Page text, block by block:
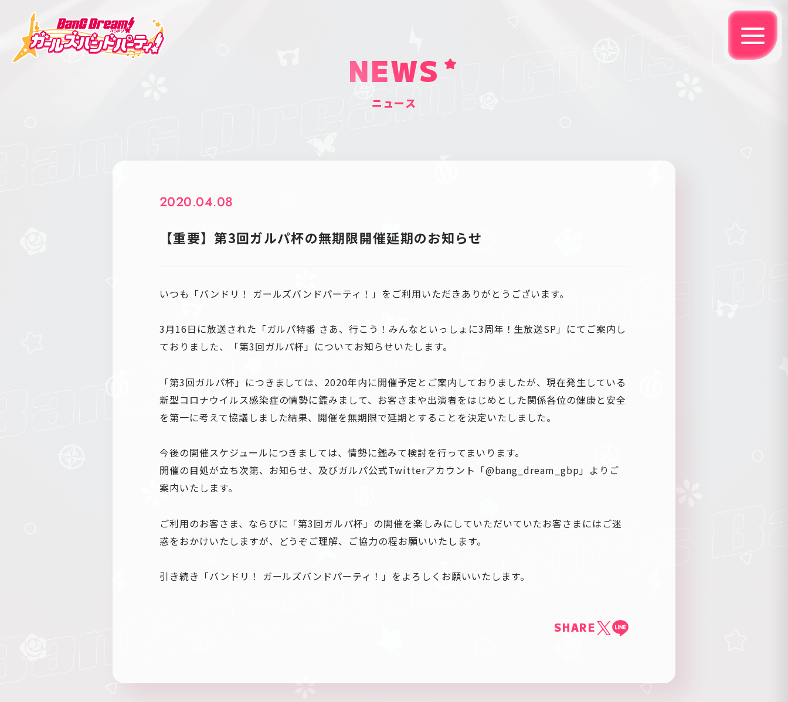
NEWS
ニュース
2020.04.08
【重要】第3回ガルパ杯の無期限開催延期のお知らせ
いつも「バンドリ！ ガールズバンドパーティ！」をご利用いただきありがとうございます。
3月16日に放送された「ガルパ特番 さあ、行こう！みんなといっしょに3周年！生放送SP」にてご案内し
ておりました、「第3回ガルパ杯」についてお知らせいたします。
「第3回ガルパ杯」につきましては、2020年内に開催予定とご案内しておりましたが、現在発生している
新型コロナウイルス感染症の情勢に鑑みまして、お客さまや出演者をはじめとした関係各位の健康と安全
を第一に考えて協議しました結果、開催を無期限で延期とすることを決定いたしました。
今後の開催スケジュールにつきましては、情勢に鑑みて検討を行ってまいります。
開催の目処が立ち次第、お知らせ、及びガルパ公式Twitterアカウント「@bang_dream_gbp」よりご
案内いたします。
ご利用のお客さま、ならびに「第3回ガルパ杯」の開催を楽しみにしていただいていたお客さまにはご迷
惑をおかけいたしますが、どうぞご理解、ご協力の程お願いいたします。
引き続き「バンドリ！ ガールズバンドパーティ！」をよろしくお願いいたします。
SHARE